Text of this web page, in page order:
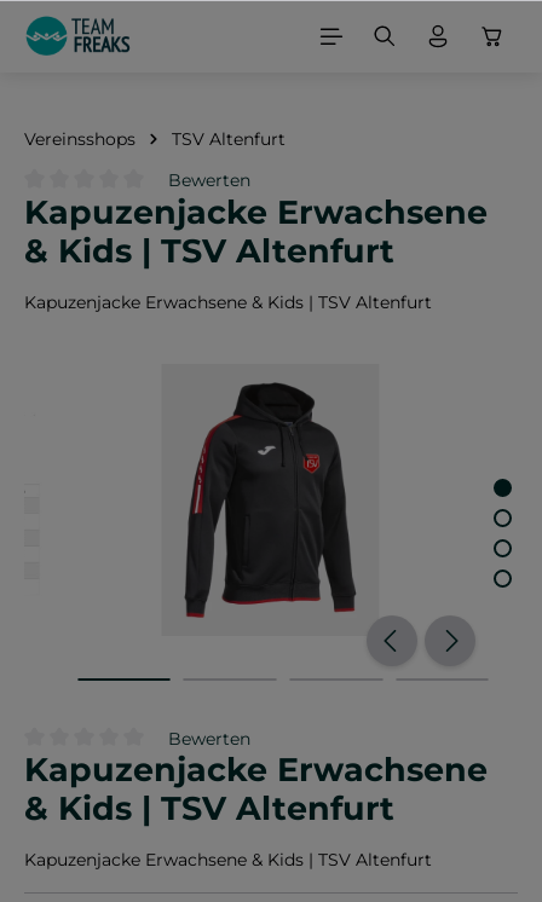
springen
Vereinsshops TSV Altenfurt
Durchschnittliche Bewertung von 0 von 5 Sternen
Bewerten
Kapuzenjacke Erwachsene
& Kids | TSV Altenfurt
Kapuzenjacke Erwachsene & Kids | TSV Altenfurt
Durchschnittliche Bewertung von 0 von 5 Sternen
Bewerten
Kapuzenjacke Erwachsene
& Kids | TSV Altenfurt
Kapuzenjacke Erwachsene & Kids | TSV Altenfurt